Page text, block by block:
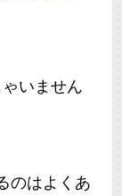
いません
のはよくあ